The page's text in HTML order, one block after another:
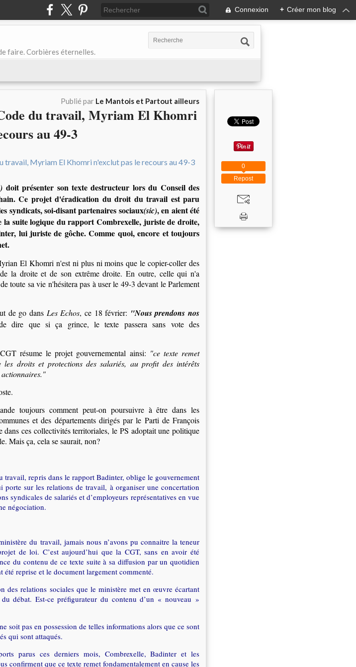
Connexion + Créer mon blog
faire. Corbières éternelles.
Publié par Le Mantois et Partout ailleurs
du travail, Myriam El Khomri
au 49-3
doit présenter son texte destructeur lors du Conseil des
Ce projet d'éradication du droit du travail est paru
syndicats, soi-disant partenaires sociaux(sic), en aient été
suite logique du rapport Combrexelle, juriste de droite,
lui juriste de gôche. Comme quoi, encore et toujours
El Khomri n'est ni plus ni moins que le copier-coller des
la droite et de son extrême droite. En outre, celle qui n'a
toute sa vie n'hésitera pas à user le 49-3 devant le Parlement
de go dans Les Echos, ce 18 février: "Nous prendons nos
dire que si ça grince, le texte passera sans vote des
résume le projet gouvernemental ainsi: "ce texte remet
les droits et protections des salariés, au profit des intérêts
toujours comment peut-on poursuivre à être dans les
et des départements dirigés par le Parti de François
ces collectivités territoriales, le PS adoptait une politique
Mais ça, cela se saurait, non?
travail, repris dans le rapport Badinter, oblige le gouvernement
porte sur les relations de travail, à organiser une concertation
syndicales de salariés et d’employeurs représentatives en vue
négociation.
du travail, jamais nous n’avons pu connaitre la teneur
de loi. C’est aujourd’hui que la CGT, sans en avoir été
du contenu de ce texte suite à sa diffusion par un quotidien
reprise et le document largement commenté.
des relations sociales que le ministère met en œuvre écartant
débat. Est-ce préfigurateur du contenu d’un « nouveau »
soit pas en possession de telles informations alors que ce sont
qui sont attaqués.
parus ces derniers mois, Combrexelle, Badinter et les
confirment que ce texte remet fondamentalement en cause les
Repost
0